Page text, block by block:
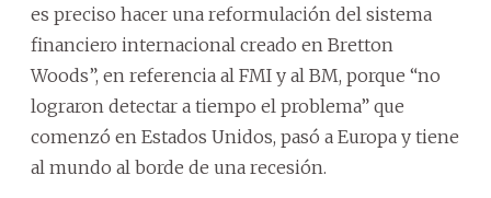
es preciso hacer una reformulación del sistema
financiero internacional creado en Bretton
Woods”, en referencia al FMI y al BM, porque “no
lograron detectar a tiempo el problema” que
comenzó en Estados Unidos, pasó a Europa y tiene
al mundo al borde de una recesión.